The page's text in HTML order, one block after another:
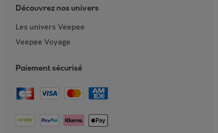
Découvrez nos univers
Les univers Veepee
Veepee Voyage
Paiement sécurisé